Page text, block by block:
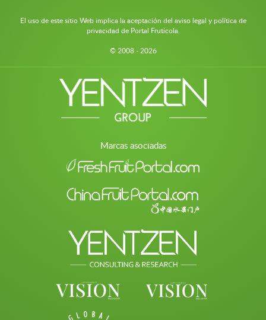
El uso de este sitio Web implica la aceptación del aviso legal y política de
privacidad de Portal Frutícola.
© 2008 - 2026
Marcas asociadas